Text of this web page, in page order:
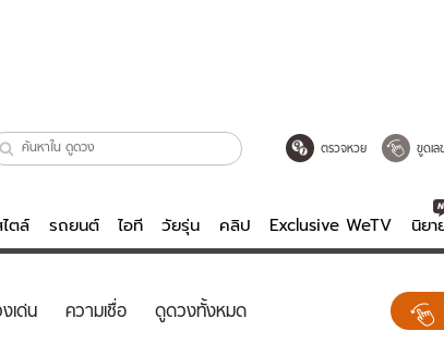
ตรวจหวย ขูดเล
ตล์ รถยนต์ ไอที วัยรุ่น คลิป Exclusive WeTV นิยา
ไลฟ์สไตล์
เด่น ความเชื่อ ดูดวงทั้งหมด